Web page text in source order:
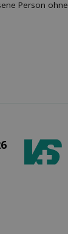
Person ohne